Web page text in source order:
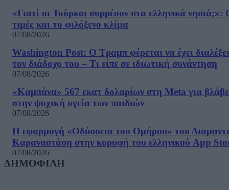
«Γιατί οι Τούρκοι συρρέουν στα ελληνικά νησιά;»:
τιμές και το φιλόξενο κλίμα
07/08/2026
Washington Post: Ο Τραμπ φέρεται να έχει διαλέξει
τον διάδοχο του – Τι είπε σε ιδιωτική συνάντηση
07/08/2026
«Καμπάνα» 567 εκατ δολαρίων στη Meta για
στην ψυχική υγεία των παιδιών
07/08/2026
Η εφαρμογή «Οδύσσεια του Ομήρου» του
Καραναστάση στην κορυφή του ελληνικού App
07/08/2026
ΔΗΜΟΦΙΛΗ